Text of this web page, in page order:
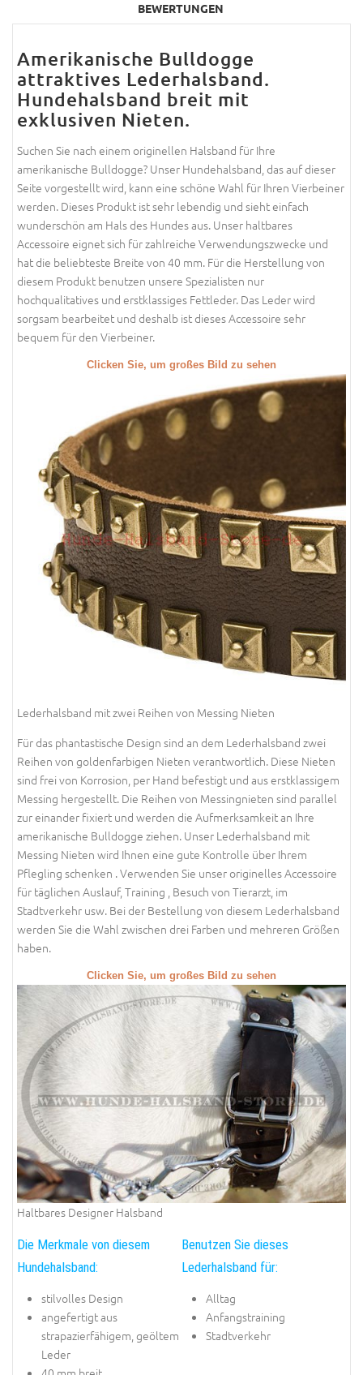
BEWERTUNGEN
Amerikanische Bulldogge
attraktives Lederhalsband.
Hundehalsband breit mit
exklusiven Nieten.
Suchen Sie nach einem originellen Halsband für Ihre
amerikanische Bulldogge? Unser Hundehalsband, das auf dieser
Seite vorgestellt wird, kann eine schöne Wahl für Ihren Vierbeiner
werden. Dieses Produkt ist sehr lebendig und sieht einfach
wunderschön am Hals des Hundes aus. Unser haltbares
Accessoire eignet sich für zahlreiche Verwendungszwecke und
hat die beliebteste Breite von 40 mm. Für die Herstellung von
diesem Produkt benutzen unsere Spezialisten nur
hochqualitatives und erstklassiges Fettleder. Das Leder wird
sorgsam bearbeitet und deshalb ist dieses Accessoire sehr
bequem für den Vierbeiner.
Clicken Sie, um großes Bild zu sehen
Lederhalsband mit zwei Reihen von Messing Nieten
Für das phantastische Design sind an dem Lederhalsband zwei
Reihen von goldenfarbigen Nieten verantwortlich. Diese Nieten
sind frei von Korrosion, per Hand befestigt und aus erstklassigem
Messing hergestellt. Die Reihen von Messingnieten sind parallel
zur einander fixiert und werden die Aufmerksamkeit an Ihre
amerikanische Bulldogge ziehen. Unser Lederhalsband mit
Messing Nieten wird Ihnen eine gute Kontrolle über Ihrem
Pflegling schenken . Verwenden Sie unser originelles Accessoire
für täglichen Auslauf, Training , Besuch von Tierarzt, im
Stadtverkehr usw. Bei der Bestellung von diesem Lederhalsband
werden Sie die Wahl zwischen drei Farben und mehreren Größen
haben.
Clicken Sie, um großes Bild zu sehen
Haltbares Designer Halsband
Die Merkmale von diesem
Hundehalsband:
stilvolles Design
angefertigt aus
strapazierfähigem, geöltem
Leder
Benutzen Sie dieses
Lederhalsband für:
Alltag
Anfangstraining
Stadtverkehr